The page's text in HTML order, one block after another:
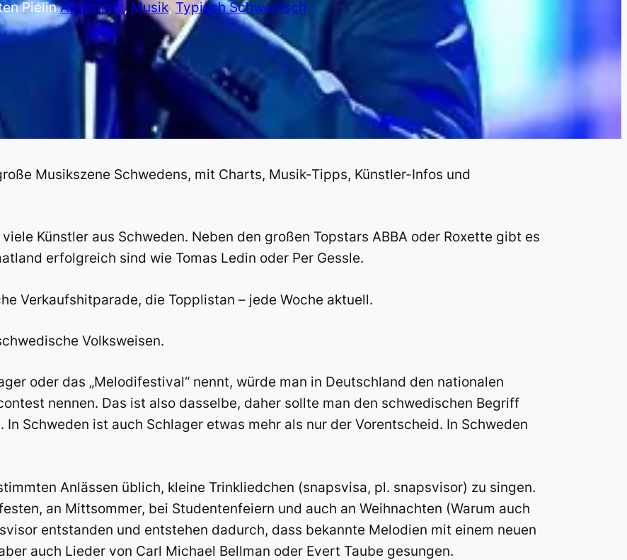
PielinAllgemein, Musik, Typisch Schwedisch
Musikszene Schwedens, mit Charts, Musik-Tipps, Künstler-Infos und
Künstler aus Schweden. Neben den großen Topstars ABBA oder Roxette gibt es
erfolgreich sind wie Tomas Ledin oder Per Gessle.
Verkaufshitparade, die Topplistan – jede Woche aktuell.
Volksweisen.
oder das „Melodifestival“ nennt, würde man in Deutschland den nationalen
nennen. Das ist also dasselbe, daher sollte man den schwedischen Begriff
Schweden ist auch Schlager etwas mehr als nur der Vorentscheid. In Schweden
Anlässen üblich, kleine Trinkliedchen (snapsvisa, pl. snapsvisor) zu singen.
an Mittsommer, bei Studentenfeiern und auch an Weihnachten (Warum auch
entstanden und entstehen dadurch, dass bekannte Melodien mit einem neuen
auch Lieder von Carl Michael Bellman oder Evert Taube gesungen.